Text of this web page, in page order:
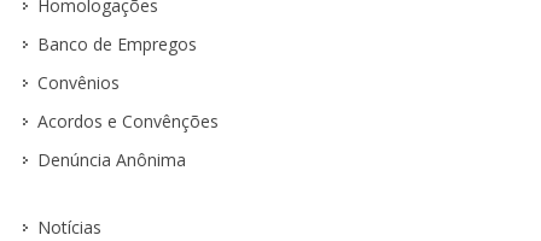
Homologações
Banco de Empregos
Convênios
Acordos e Convênções
Denúncia Anônima
Notícias